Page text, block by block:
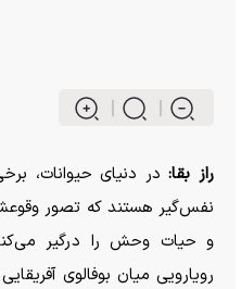
راز بقا: در دنیای حیوانات،
نفس‌گیر هستند که تصور
و حیات وحش را درگیر
رویارویی میان بوفالوی